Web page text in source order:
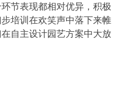
节表现都相对优异，积极
培训在欢笑声中落下来帷
自主设计园艺方案中大放